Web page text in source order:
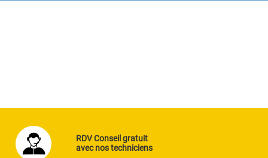
RDV Conseil gratuit
avec nos techniciens